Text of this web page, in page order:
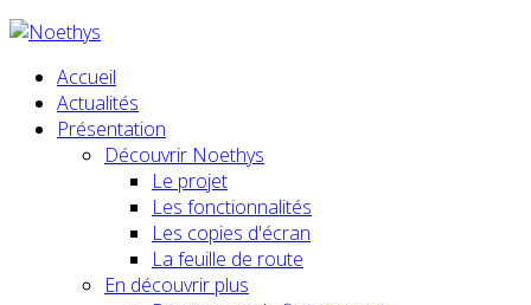
Accueil
Actualités
Présentation
Découvrir Noethys
Le projet
Les fonctionnalités
Les copies d'écran
La feuille de route
En découvrir plus